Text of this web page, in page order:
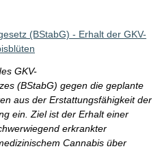
(BStabG) - Erhalt der GKV-
GKV-
(BStabG) gegen die geplante
aus der Erstattungsfähigkeit der
ein. Ziel ist der Erhalt einer
erkrankter
Cannabis über